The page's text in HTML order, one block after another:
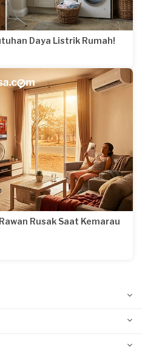
Daya Listrik Rumah!
Rusak Saat Kemarau